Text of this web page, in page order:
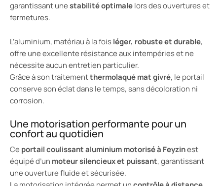
garantissant une stabilité optimalelors des ouvertures et
fermetures.
L’aluminium, matériau à la foisléger, robuste et durable,
offre une excellente résistance aux intempéries et ne
nécessite aucun entretien particulier.
Grâce à son traitementthermolaqué mat givré, le portail
conserve son éclat dans le temps, sans décoloration ni
corrosion.
Une motorisation performante pour un
confort au quotidien
Ce portail coulissant aluminium motorisé à Feyzinest
équipé d’un moteur silencieux et puissant, garantissant
une ouverture fluide et sécurisée.